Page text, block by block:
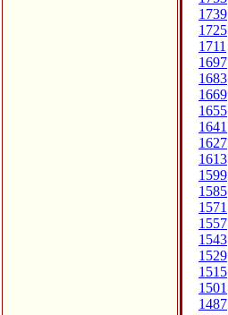
1739
1725
1711
1697
1683
1669
1655
1641
1627
1613
1599
1585
1571
1557
1543
1529
1515
1501
1487